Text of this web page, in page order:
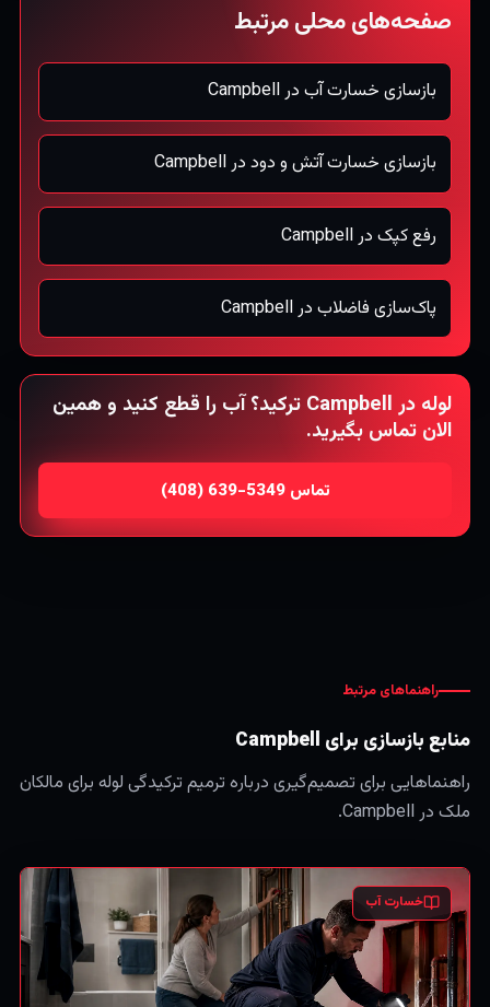
صفحه‌های محلی مرتبط
بازسازی خسارت آب در Campbell
بازسازی خسارت آتش و دود در Campbell
رفع کپک در Campbell
پاک‌سازی فاضلاب در Campbell
لوله در Campbell ترکید؟ آب را قطع کنید و همین
الان تماس بگیرید.
تماس ⁦(408) 639-5349⁩
راهنماهای مرتبط
منابع بازسازی برای Campbell
راهنماهایی برای تصمیم‌گیری درباره ترمیم ترکیدگی لوله برای مالکان
ملک در Campbell.
خسارت آب